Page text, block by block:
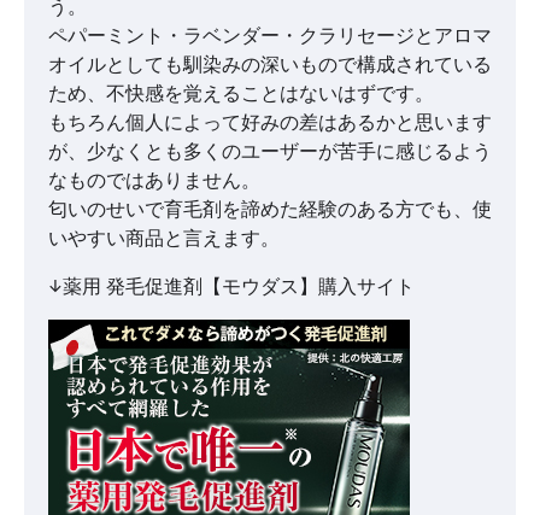
う。
ペパーミント・ラベンダー・クラリセージとアロマ
オイルとしても馴染みの深いもので構成されている
ため、不快感を覚えることはないはずです。
もちろん個人によって好みの差はあるかと思います
が、少なくとも多くのユーザーが苦手に感じるよう
なものではありません。
匂いのせいで育毛剤を諦めた経験のある方でも、使
いやすい商品と言えます。
↓薬用 発毛促進剤【モウダス】購入サイト